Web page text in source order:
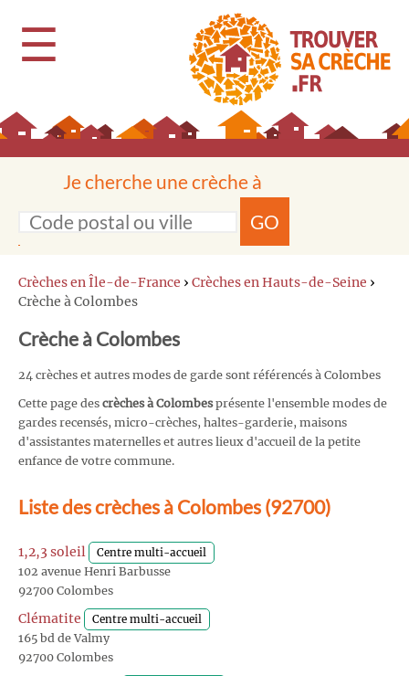
☰
Je cherche une crèche à
GO
Crèches en Île-de-France › Crèches en Hauts-de-Seine ›
Crèche à Colombes
Crèche à Colombes
24 crèches et autres modes de garde sont référencés à Colombes
Cette page des crèches à Colombesprésente l'ensemble modes de
gardes recensés, micro-crèches, haltes-garderie, maisons
d'assistantes maternelles et autres lieux d'accueil de la petite
enfance de votre commune.
Liste des crèches à Colombes (92700)
1,2,3 soleil Centre multi-accueil
102 avenue Henri Barbusse
92700 Colombes
Clématite Centre multi-accueil
165 bd de Valmy
92700 Colombes